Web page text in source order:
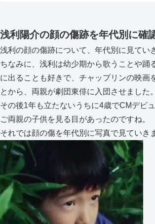
浅利陽介の顔の傷跡を年代別に確
浅利の顔の傷跡について、年代別に見てい
ちなみに、浅利は幼少期から歌うことや踊
に出ることも好きで、チャップリンの映画
とから、両親が劇団東俳に入団させました。
その後1年も立たないうちに4歳でCMデビ
ご両親の子供を見る目があったのですね。
それでは顔の傷を年代別に写真で見ていき